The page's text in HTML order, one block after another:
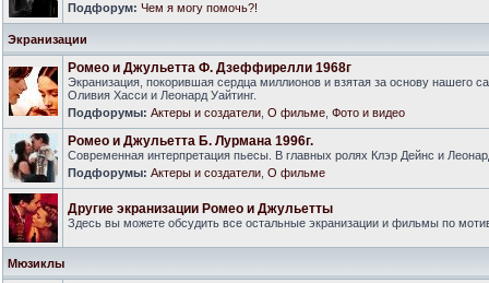
Подфорум: Чем я могу помочь?!
Экранизации
Ромео и Джульетта Ф. Дзеффирелли 1968г
Экранизация, покорившая сердца миллионов и взятая за основу нашего
Оливия Хасси и Леонард Уайтинг.
Подфорумы: Актеры и создатели О фильме Фото и видео
Ромео и Джульетта Б. Лурмана 1996г.
Современная интерпретация пьесы. В главных ролях Клэр Дейнс и
Подфорумы: Актеры и создатели О фильме
Другие экранизации Ромео и Джульетты
Здесь вы можете обсудить все остальные экранизации и фильмы по
Мюзиклы